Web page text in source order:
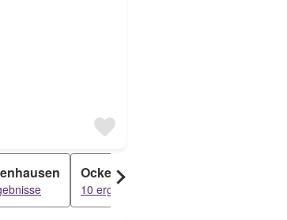
Ockershausen
10 ergebnisse